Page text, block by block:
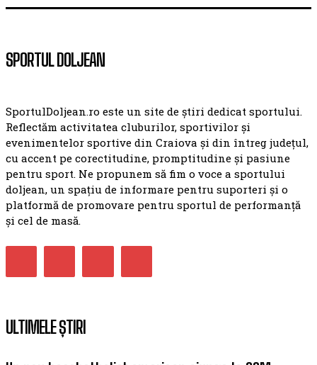
SPORTUL DOLJEAN
SportulDoljean.ro este un site de știri dedicat sportului.
Reflectăm activitatea cluburilor, sportivilor și
evenimentelor sportive din Craiova și din întreg județul,
cu accent pe corectitudine, promptitudine și pasiune
pentru sport. Ne propunem să fim o voce a sportului
doljean, un spațiu de informare pentru suporteri și o
platformă de promovare pentru sportul de performanță
și cel de masă.
ULTIMELE ȘTIRI